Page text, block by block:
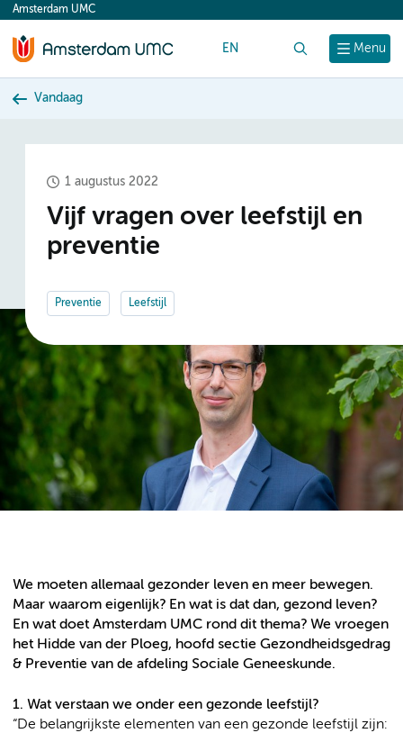
content
Menu
Amsterdam UMC
EN
Vandaag
1 augustus 2022
Vijf vragen over leefstijl en
preventie
Preventie Leefstijl
We moeten allemaal gezonder leven en meer bewegen.
Maar waarom eigenlijk? En wat is dat dan, gezond leven?
En wat doet Amsterdam UMC rond dit thema? We vroegen
het Hidde van der Ploeg, hoofd sectie Gezondheidsgedrag
& Preventie van de afdeling Sociale Geneeskunde.
1. Wat verstaan we onder een gezonde leefstijl?
“De belangrijkste elementen van een gezonde leefstijl zijn: